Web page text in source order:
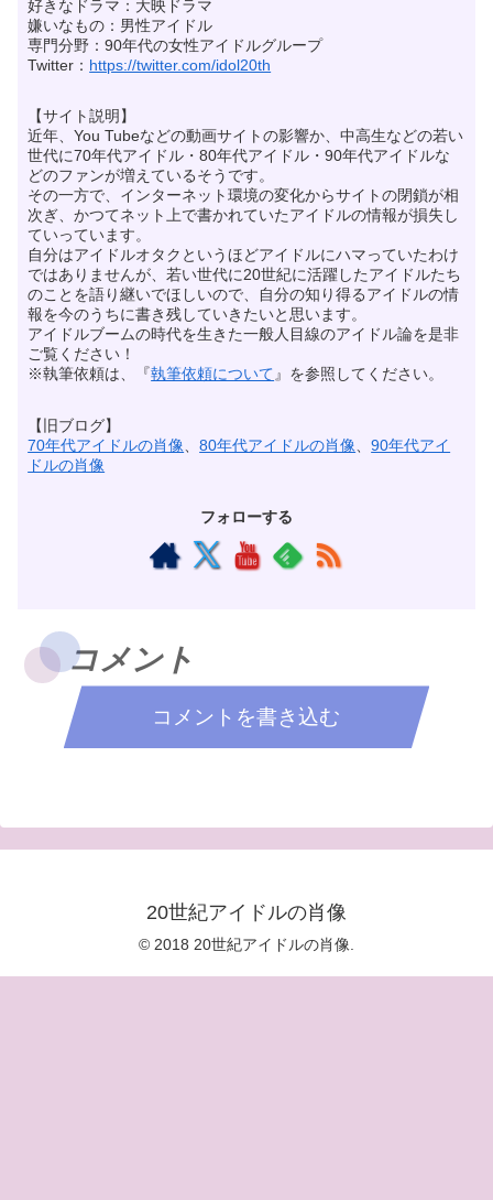
好きなドラマ：大映ドラマ
嫌いなもの：男性アイドル
専門分野：90年代の女性アイドルグループ
Twitter： https://twitter.com/idol20th
【サイト説明】
近年、You Tubeなどの動画サイトの影響か、中高生などの若い
世代に70年代アイドル・80年代アイドル・90年代アイドルな
どのファンが増えているそうです。
その一方で、インターネット環境の変化からサイトの閉鎖が相
次ぎ、かつてネット上で書かれていたアイドルの情報が損失し
ていっています。
自分はアイドルオタクというほどアイドルにハマっていたわけ
ではありませんが、若い世代に20世紀に活躍したアイドルたち
のことを語り継いでほしいので、自分の知り得るアイドルの情
報を今のうちに書き残していきたいと思います。
アイドルブームの時代を生きた一般人目線のアイドル論を是非
ご覧ください！
※執筆依頼は、『執筆依頼について』を参照してください。
【旧ブログ】
70年代アイドルの肖像、80年代アイドルの肖像、90年代アイ
ドルの肖像
フォローする
コメント
コメントを書き込む
20世紀アイドルの肖像
© 2018 20世紀アイドルの肖像.